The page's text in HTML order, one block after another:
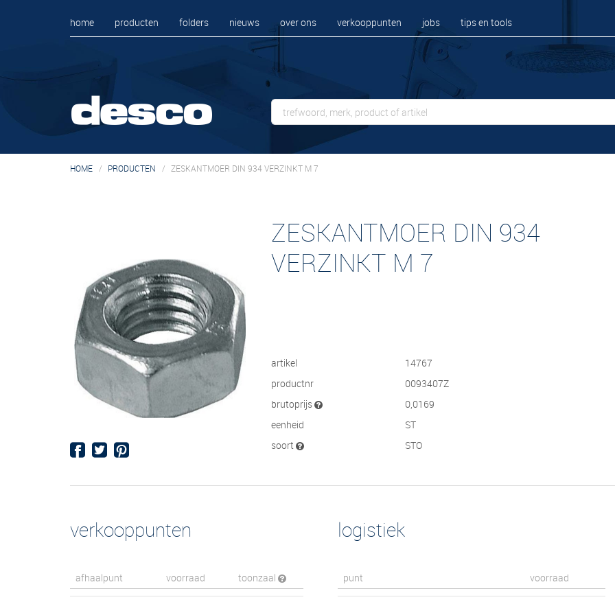
home producten folders nieuws over ons verkooppunten jobs tips en tools
HOME PRODUCTEN ZESKANTMOER DIN 934 VERZINKT M 7
ZESKANTMOER DIN 934
VERZINKT M 7
artikel
14767
productnr
0093407Z
brutoprijs
0,0169
eenheid
ST
soort
STO
verkooppunten
afhaalpunt voorraad toonzaal
logistiek
punt voorraad